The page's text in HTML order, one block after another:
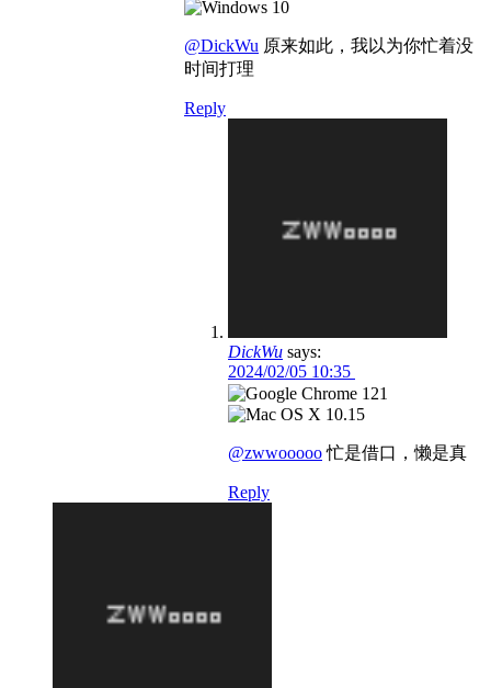
@DickWu 原来如此，我以为你忙着没
时间打理
Reply
DickWu says:
2024/02/05 10:35
@zwwooooo忙是借口，懒是真
Reply